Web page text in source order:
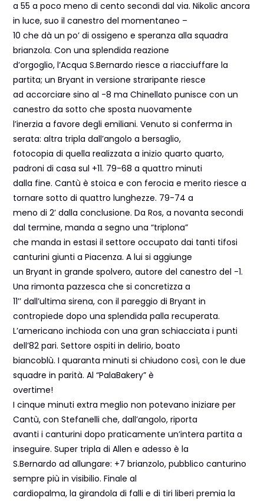
a 55 a poco meno di cento secondi dal via. Nikolic ancora
in luce, suo il canestro del momentaneo –
10 che dà un po’ di ossigeno e speranza alla squadra
brianzola. Con una splendida reazione
d’orgoglio, l’Acqua S.Bernardo riesce a riacciuffare la
partita; un Bryant in versione straripante riesce
ad accorciare sino al -8 ma Chinellato punisce con un
canestro da sotto che sposta nuovamente
l’inerzia a favore degli emiliani. Venuto si conferma in
serata: altra tripla dall’angolo a bersaglio,
fotocopia di quella realizzata a inizio quarto quarto,
padroni di casa sul +11. 79-68 a quattro minuti
dalla fine. Cantù è stoica e con ferocia e merito riesce a
tornare sotto di quattro lunghezze. 79-74 a
meno di 2’ dalla conclusione. Da Ros, a novanta secondi
dal termine, manda a segno una “triplona”
che manda in estasi il settore occupato dai tanti tifosi
canturini giunti a Piacenza. A lui si aggiunge
un Bryant in grande spolvero, autore del canestro del -1.
Una rimonta pazzesca che si concretizza a
11’’ dall’ultima sirena, con il pareggio di Bryant in
contropiede dopo una splendida palla recuperata.
L’americano inchioda con una gran schiacciata i punti
dell’82 pari. Settore ospiti in delirio, boato
biancoblù. I quaranta minuti si chiudono così, con le due
squadre in parità. Al “PalaBakery” è
overtime!
I cinque minuti extra meglio non potevano iniziare per
Cantù, con Stefanelli che, dall’angolo, riporta
avanti i canturini dopo praticamente un’intera partita a
inseguire. Super tripla di Allen e adesso è la
S.Bernardo ad allungare: +7 brianzolo, pubblico canturino
sempre più in visibilio. Finale al
cardiopalma, la girandola di falli e di tiri liberi premia la